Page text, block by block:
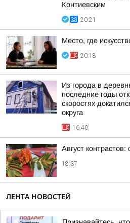
Контиевским
20:21
Место, где
20:18
Из города в
последние годы
скоростях
округа
16:40
Август
18:37
ЛЕНТА НОВОСТЕЙ